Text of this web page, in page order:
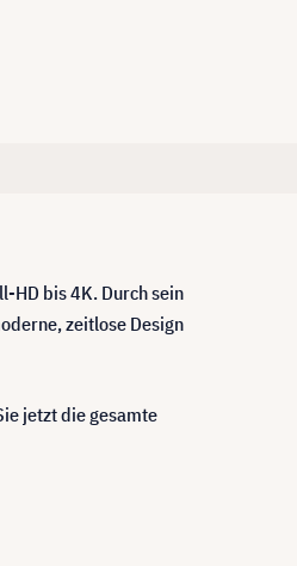
HD bis 4K. Durch sein
zeitlose Design
jetzt die gesamte